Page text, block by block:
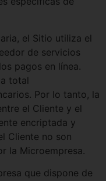
el Sitio utiliza el
de servicios
pagos en línea.
total
Por lo tanto, la
el Cliente y el
encriptada y
Cliente no son
la Microempresa.
que dispone de